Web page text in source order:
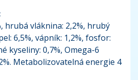
hrubá vláknina: 2,2%, hrubý
6,5%, vápník: 1,2%, fosfor:
kyseliny: 0,7%, Omega-6
Metabolizovatelná energie 4